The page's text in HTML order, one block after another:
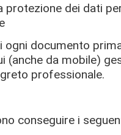
protezione dei dati
ogni documento
(anche da mobile)
professionale.
conseguire i